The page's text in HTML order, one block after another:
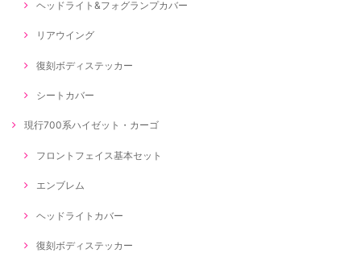
ヘッドライト&フォグランプカバー
リアウイング
復刻ボディステッカー
シートカバー
現行700系ハイゼット・カーゴ
フロントフェイス基本セット
エンブレム
ヘッドライトカバー
復刻ボディステッカー